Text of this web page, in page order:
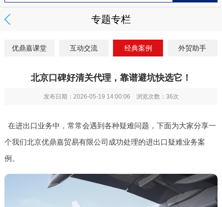
专题专栏
优鼎嘉课堂 互动交流 经典案例 外贸助手
北京口碑好清关代理，靠谱避坑快选它！
发布日期：2026-05-19 14:00:06 浏览次数： 36次
在进出口业务中，常常会遇到各种疑难问题，下面为大家分享一
个我们北京优鼎嘉贸易有限公司成功处理的进出口疑难业务案
例。